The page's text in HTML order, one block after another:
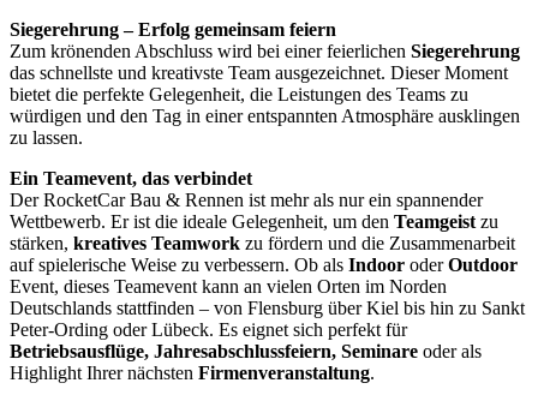
Siegerehrung – Erfolg gemeinsam feiern
Zum krönenden Abschluss wird bei einer feierlichen Siegerehrung
das schnellste und kreativste Team ausgezeichnet. Dieser Moment
bietet die perfekte Gelegenheit, die Leistungen des Teams zu
würdigen und den Tag in einer entspannten Atmosphäre ausklingen
zu lassen.
Ein Teamevent, das verbindet
Der RocketCar Bau & Rennen ist mehr als nur ein spannender
Wettbewerb. Er ist die ideale Gelegenheit, um den Teamgeist zu
stärken, kreatives Teamwork zu fördern und die Zusammenarbeit
auf spielerische Weise zu verbessern. Ob als Indoor oderOutdoor
Event, dieses Teamevent kann an vielen Orten im Norden
Deutschlands stattfinden – von Flensburg über Kiel bis hin zu Sankt
Peter-Ording oder Lübeck. Es eignet sich perfekt für
Betriebsausflüge, Jahresabschlussfeiern, Seminare oder als
Highlight Ihrer nächsten Firmenveranstaltung.